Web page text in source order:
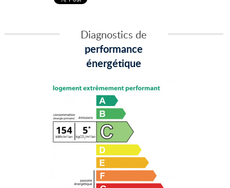
Diagnostics de
performance
énergétique